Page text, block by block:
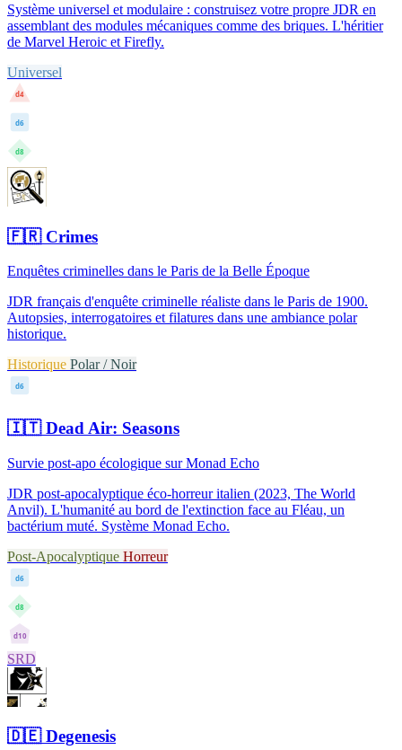
Système universel et modulaire : construisez votre propre JDR en
assemblant des modules mécaniques comme des briques. L'héritier
de Marvel Heroic et Firefly.
Universel
d4
d6
d8
🇫🇷Crimes
Enquêtes criminelles dans le Paris de la Belle Époque
JDR français d'enquête criminelle réaliste dans le Paris de 1900.
Autopsies, interrogatoires et filatures dans une ambiance polar
historique.
Historique Polar / Noir
d6
🇮🇹Dead Air: Seasons
Survie post-apo écologique sur Monad Echo
JDR post-apocalyptique éco-horreur italien (2023, The World
Anvil). L'humanité au bord de l'extinction face au Fléau, un
bactérium muté. Système Monad Echo.
Post-Apocalyptique Horreur
d6
d8
d10
SRD
🇩🇪Degenesis